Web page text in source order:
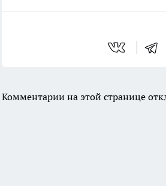
Комментарии на этой странице